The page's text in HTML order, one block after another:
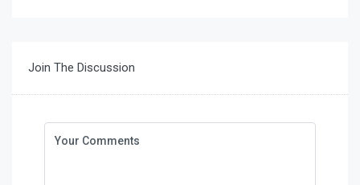
Join The Discussion